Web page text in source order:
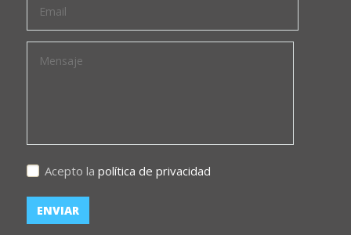
Acepto la política de privacidad